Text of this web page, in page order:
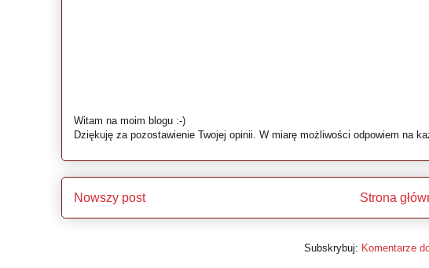
Witam na moim blogu :-)
Dziękuję za pozostawienie Twojej opinii. W miarę możliwości odpowiem na
Nowszy post Strona
Subskrybuj: Komentarze